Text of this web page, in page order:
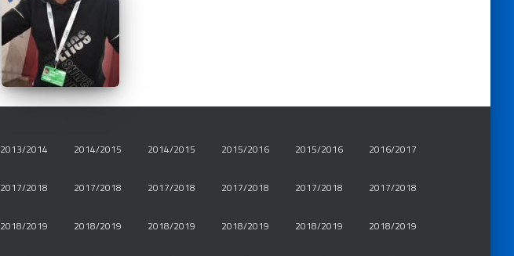
2013/2014 2014/2015 2014/2015 2015/2016 2015/2016 2016/2017
2017/2018 2017/2018 2017/2018 2017/2018 2017/2018 2017/2018
2018/2019 2018/2019 2018/2019 2018/2019 2018/2019 2018/2019